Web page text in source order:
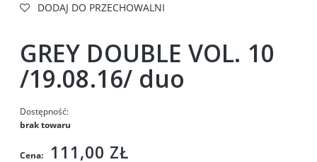
DODAJ DO PRZECHOWALNI
GREY DOUBLE VOL. 10
/19.08.16/ duo
Dostępność:
brak towaru
Cena: 111,00 ZŁ